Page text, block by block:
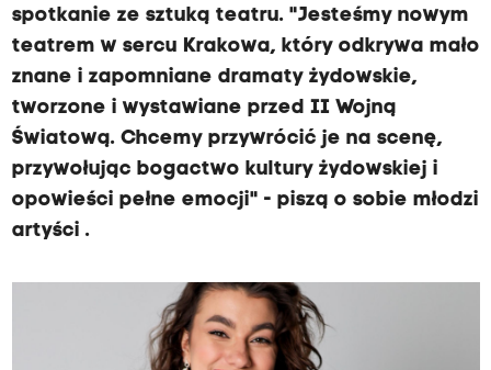
spotkanie ze sztuką teatru. "Jesteśmy nowym
teatrem w sercu Krakowa, który odkrywa mało
znane i zapomniane dramaty żydowskie,
tworzone i wystawiane przed II Wojną
Światową. Chcemy przywrócić je na scenę,
przywołując bogactwo kultury żydowskiej i
opowieści pełne emocji" - piszą o sobie młodzi
artyści .